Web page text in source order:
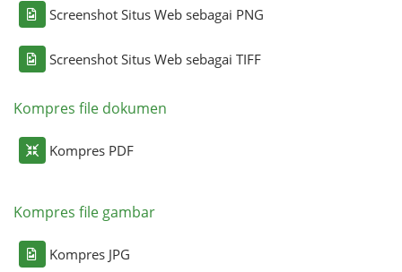
Screenshot Situs Web sebagai PNG
Screenshot Situs Web sebagai TIFF
Kompres file dokumen
Kompres PDF
Kompres file gambar
Kompres JPG